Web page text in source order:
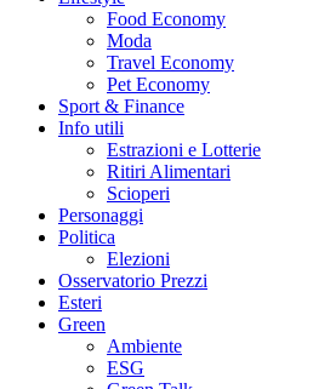
Food Economy
Moda
Travel Economy
Pet Economy
Sport & Finance
Info utili
Estrazioni e Lotterie
Ritiri Alimentari
Scioperi
Personaggi
Politica
Elezioni
Osservatorio Prezzi
Esteri
Green
Ambiente
ESG